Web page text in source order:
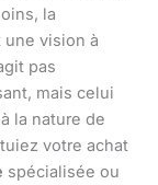
la
vision à
pas
mais celui
la nature de
votre achat
spécialisée ou